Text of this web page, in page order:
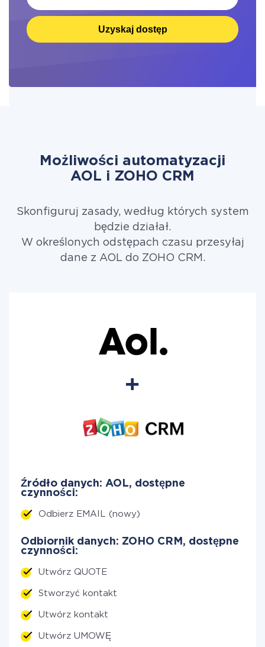
Uzyskaj dostęp
Możliwości automatyzacji
AOL i ZOHO CRM
Skonfiguruj zasady, według których system
będzie działał.
W określonych odstępach czasu przesyłaj
dane z AOL do ZOHO CRM.
Źródło danych: AOL, dostępne
czynności:
Odbierz EMAIL (nowy)
Odbiornik danych: ZOHO CRM, dostępne
czynności:
Utwórz QUOTE
Stworzyć kontakt
Utwórz kontakt
Utwórz UMOWĘ